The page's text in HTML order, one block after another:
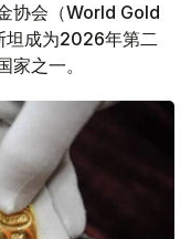
协会（World Gold
坦成为2026年第二
之一。